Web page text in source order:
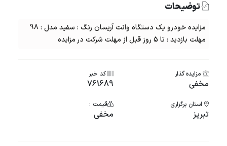
توضیحات
مزایده خودرو یک دستگاه وانت آریسان رنگ : سفید مدل : 98
مهلت بازدید : تا 5 روز قبل از مهلت شرکت در مزایده
مزایده گذار
مخفی
کد خبر
761689
استان برگزاری
تبریز
قیمت :
مخفی